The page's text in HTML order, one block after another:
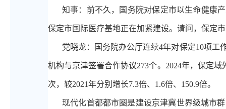
知事：前不久，国务院对保定市以生命健康
保定市国际医疗基地正在加紧建设。请问，保定
党晓龙：国务院办公厅连续4年对保定10项工
机构与京津签署合作协议273个。2024年，保定
次，较2021年分别增长7.3倍、1.6倍、150.9倍。
现代化首都都市圈是建设京津冀世界级城市